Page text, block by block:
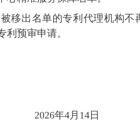
移出名单的专利代理机构
利预审申请。
14日